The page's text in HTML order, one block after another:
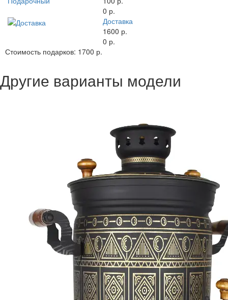
0 р.
Доставка
1600 р.
0 р.
Стоимость подарков: 1700 р.
Другие варианты модели